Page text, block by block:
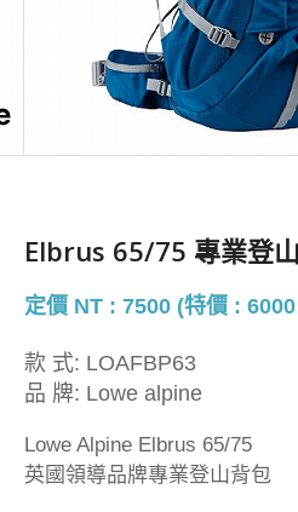
Elbrus 65/75 專業登
定價 NT : 7500 (特價 :
款 式: LOAFBP63
品 牌: Lowe alpine
Lowe Alpine Elbrus 65/75
英國領導品牌專業登山背包